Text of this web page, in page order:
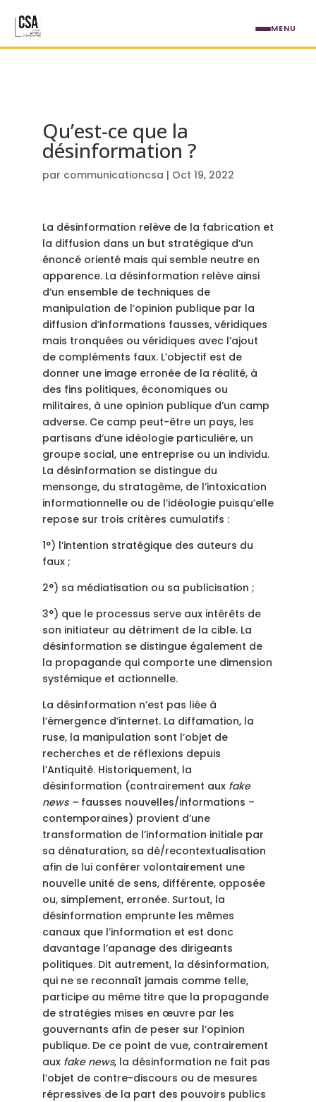
Qu’est-ce que la
désinformation ?
par communicationcsa | Oct 19, 2022
La désinformation relève de la fabrication et
la diffusion dans un but stratégique d’un
énoncé orienté mais qui semble neutre en
apparence. La désinformation relève ainsi
d’un ensemble de techniques de
manipulation de l’opinion publique par la
diffusion d’informations fausses, véridiques
mais tronquées ou véridiques avec l’ajout
de compléments faux. L’objectif est de
donner une image erronée de la réalité, à
des fins politiques, économiques ou
militaires, à une opinion publique d’un camp
adverse. Ce camp peut-être un pays, les
partisans d’une idéologie particulière, un
groupe social, une entreprise ou un individu.
La désinformation se distingue du
mensonge, du stratagème, de l’intoxication
informationnelle ou de l’idéologie puisqu’elle
repose sur trois critères cumulatifs :
1°) l’intention stratégique des auteurs du
faux ;
2°) sa médiatisation ou sa publicisation ;
3°) que le processus serve aux intérêts de
son initiateur au détriment de la cible. La
désinformation se distingue également de
la propagande qui comporte une dimension
systémique et actionnelle.
La désinformation n’est pas liée à
l’émergence d’internet. La diffamation, la
ruse, la manipulation sont l’objet de
recherches et de réflexions depuis
l’Antiquité. Historiquement, la
désinformation (contrairement aux fake
news – fausses nouvelles/informations –
contemporaines) provient d’une
transformation de l’information initiale par
sa dénaturation, sa dé/recontextualisation
afin de lui conférer volontairement une
nouvelle unité de sens, différente, opposée
ou, simplement, erronée. Surtout, la
désinformation emprunte les mêmes
canaux que l’information et est donc
davantage l’apanage des dirigeants
politiques. Dit autrement, la désinformation,
qui ne se reconnaît jamais comme telle,
participe au même titre que la propagande
de stratégies mises en œuvre par les
gouvernants afin de peser sur l’opinion
publique. De ce point de vue, contrairement
aux fake news, la désinformation ne fait pas
l’objet de contre-discours ou de mesures
répressives de la part des pouvoirs publics
MENU